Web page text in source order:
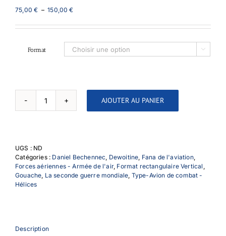
75,00€ – 150,00€Plage
prix :
à
150,00 €
Format 
quantité
de
AJOUTER AU PANIER
UGS : ND
Catégories : Daniel Bechennec, Dewoitine, Fana de l'aviation,
Forces aériennes - Armée de l'air, Format rectangulaire Vertical ,
Gouache, La seconde guerre mondiale, Type-Avion de combat -
Hélices
Description